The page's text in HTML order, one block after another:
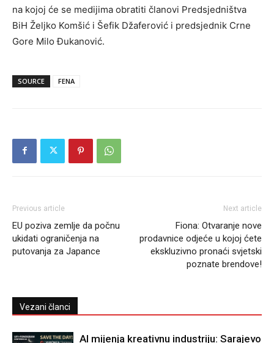
na kojoj će se medijima obratiti članovi Predsjedništva
BiH Željko Komšić i Šefik Džaferović i predsjednik Crne
Gore Milo Đukanović.
SOURCE FENA
Previous article
EU poziva zemlje da počnu
ukidati ograničenja na
putovanja za Japance
Next article
Fiona: Otvaranje nove
prodavnice odjeće u kojoj ćete
ekskluzivno pronaći svjetski
poznate brendove!
Vezani članci
AI mijenja kreativnu industriju: Sarajevo